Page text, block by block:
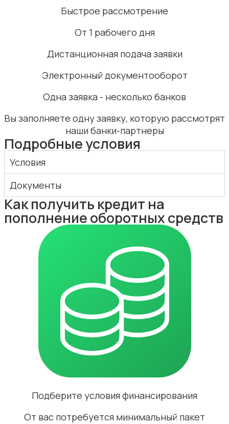
Быстрое рассмотрение
От 1 рабочего дня
Дистанционная подача заявки
Электронный документооборот
Одна заявка - несколько банков
Вы заполняете одну заявку, которую рассмотрят
наши банки-партнеры
Подробные условия
Условия
Документы
Как получить кредит на
пополнение оборотных средств
Подберите условия финансирования
От вас потребуется минимальный пакет